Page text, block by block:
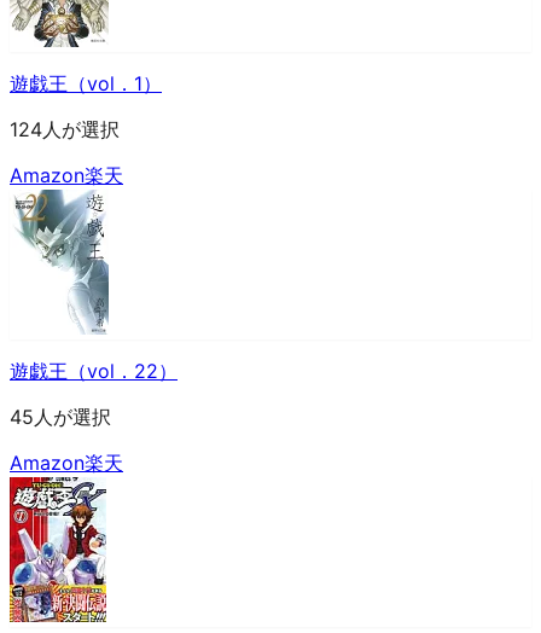
遊戯王（vol．1）
124人が選択
Amazon楽天
遊戯王（vol．22）
45人が選択
Amazon楽天